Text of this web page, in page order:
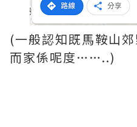
(一般認知既馬鞍山
而家係呢度……..)